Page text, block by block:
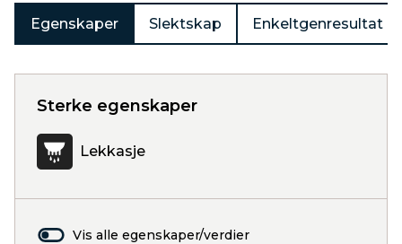
Egenskaper Slektskap Enkeltgenresultat
Sterke egenskaper
Lekkasje
Vis alle egenskaper/verdier